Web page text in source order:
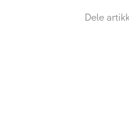
Dele